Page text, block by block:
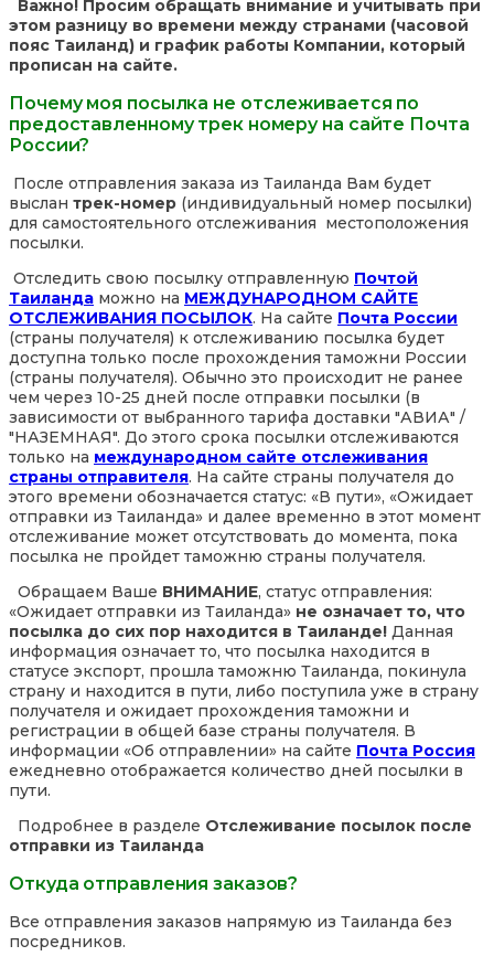
Важно! Просим обращать внимание и учитывать при
этом разницу во времени между странами (часовой
пояс Таиланд) и график работы Компании, который
прописан на сайте.
Почему моя посылка не отслеживается по
предоставленному трек номеру на сайте Почта
России?
После отправления заказа из Таиланда Вам будет
выслан трек-номер (индивидуальный номер посылки)
для самостоятельного отслеживания местоположения
посылки.
Отследить свою посылку отправленную Почтой
Таиланда можно на МЕЖДУНАРОДНОМ САЙТЕ
ОТСЛЕЖИВАНИЯ ПОСЫЛОК. На сайте Почта России
(страны получателя) к отслеживанию посылка будет
доступна только после прохождения таможни России
(страны получателя). Обычно это происходит не ранее
чем через 10-25 дней после отправки посылки (в
зависимости от выбранного тарифа доставки "АВИА" /
"НАЗЕМНАЯ". До этого срока посылки отслеживаются
только на международном сайте отслеживания
страны отправителя. На сайте страны получателя до
этого времени обозначается статус: «В пути», «Ожидает
отправки из Таиланда» и далее временно в этот момент
отслеживание может отсутствовать до момента, пока
посылка не пройдет таможню страны получателя.
Обращаем Ваше ВНИМАНИЕ, статус отправления:
«Ожидает отправки из Таиланда» не означает то, что
посылка до сих пор находится в Таиланде! Данная
информация означает то, что посылка находится в
статусе экспорт, прошла таможню Таиланда, покинула
страну и находится в пути, либо поступила уже в страну
получателя и ожидает прохождения таможни и
регистрации в общей базе страны получателя. В
информации «Об отправлении» на сайте Почта Россия
ежедневно отображается количество дней посылки в
пути.
Подробнее в разделе Отслеживание посылок после
отправки из Таиланда
Откуда отправления заказов?
Все отправления заказов напрямую из Таиланда без
посредников.